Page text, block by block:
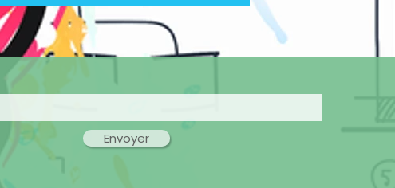
PAC et CEE : une nouvelle
Envoyer